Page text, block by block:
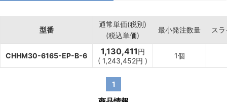
型番
通常単価(税別)
(税込単価)
最小発注数量 ス
CHHM30-6165-EP-B-6 1,130,411円
( 1,243,452円 )
1個
1